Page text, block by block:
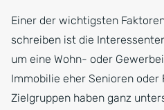
Einer der wichtigsten
schreiben ist die
um eine Wohn- oder
Immobilie eher Senioren oder
Zielgruppen haben ganz